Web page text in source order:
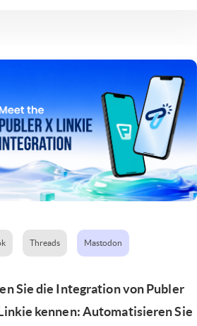
Threads Mastodon
Sie die Integration von Publer
kennen: Automatisieren Sie